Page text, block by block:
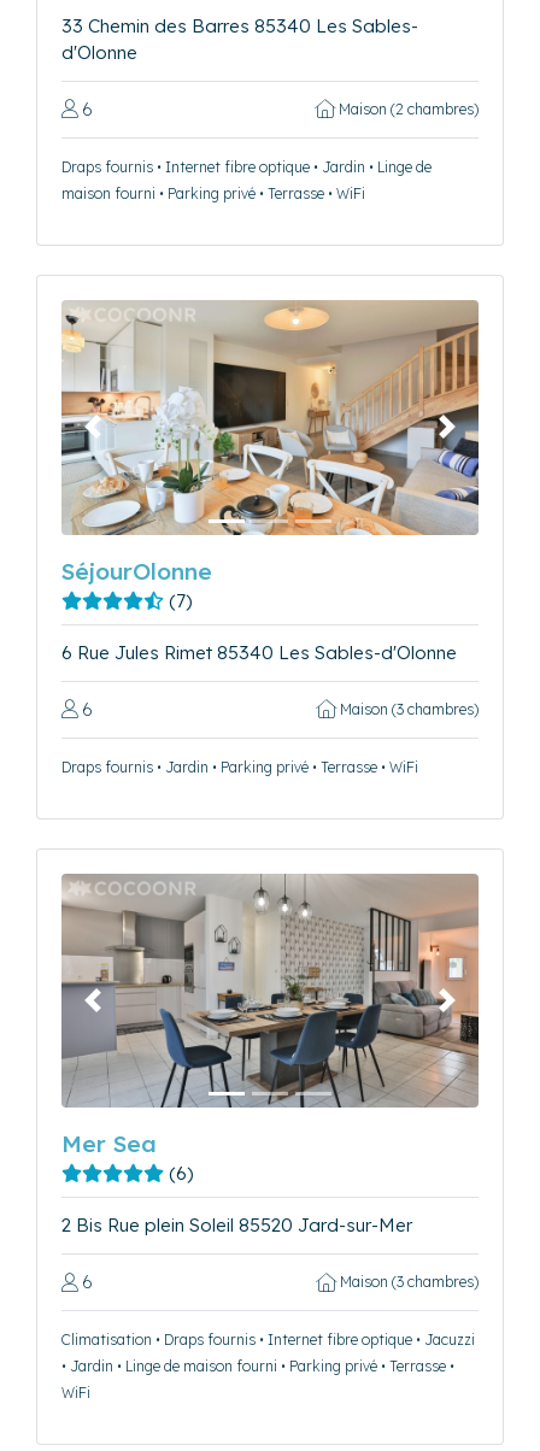
33 Chemin des Barres 85340 Les Sables-
d'Olonne
6 Maison (2 chambres)
Draps fournis • Internet fibre optique • Jardin • Linge de
maison fourni • Parking privé • Terrasse • WiFi
Précédent Suivant
SéjourOlonne
(7)
6 Rue Jules Rimet 85340 Les Sables-d'Olonne
6 Maison (3 chambres)
Draps fournis • Jardin • Parking privé • Terrasse • WiFi
Précédent Suivant
Mer Sea
(6)
2 Bis Rue plein Soleil 85520 Jard-sur-Mer
6 Maison (3 chambres)
Climatisation • Draps fournis • Internet fibre optique • Jacuzzi
• Jardin • Linge de maison fourni • Parking privé • Terrasse •
WiFi